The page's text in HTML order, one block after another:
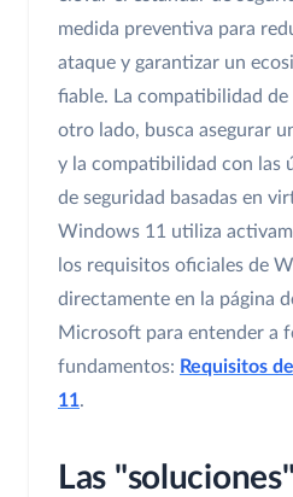
medida preventiva para
ataque y garantizar un
fiable. La compatibilidad
otro lado, busca asegurar
y la compatibilidad con las
de seguridad basadas en
Windows 11 utiliza
los requisitos oficiales de
directamente en la página
Microsoft para entender a
fundamentos: Requisitos
11.
Las